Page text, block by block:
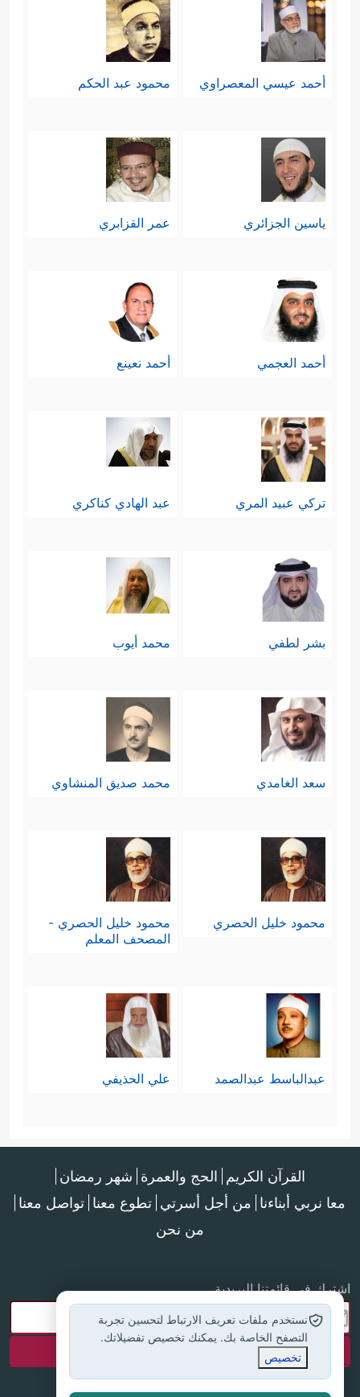
أحمد عيسي المعصراوي محمود عبد الحكم
ياسين الجزائري عمر القزابري
أحمد العجمي أحمد نعينع
تركي عبيد المري عبد الهادي كناكري
بشر لطفي محمد أيوب
سعد الغامدي محمد صديق المنشاوي
محمود خليل الحصري
محمود خليل الحصري -
المصحف المعلم
عبدالباسط عبدالصمد علي الحذيفي
القرآن الكريم الحج والعمرة شهر رمضان
معا نربي أبناءنا من أجل أسرتي تطوع معنا تواصل معنا
من نحن
اشترك في قائمتنا البريدية
نستخدم ملفات تعريف الارتباط لتحسين تجربة
التصفح الخاصة بك. يمكنك تخصيص تفضيلاتك.
تخصيص